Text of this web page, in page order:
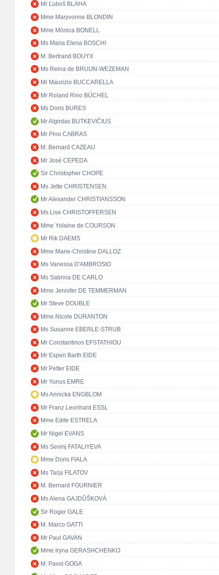
Mr Ľuboš BLAHA
Mme Maryvonne BLONDIN
Mme Mònica BONELL
Ms Maria Elena BOSCHI
M. Bertrand BOUYX
Ms Reina de BRUIJN-WEZEMAN
Mr Maurizio BUCCARELLA
Mr Roland Rino BÜCHEL
Ms Doris BURES
Mr Algirdas BUTKEVIČIUS
Mr Pino CABRAS
M. Bernard CAZEAU
Mr José CEPEDA
Sir Christopher CHOPE
Ms Jette CHRISTENSEN
Mr Alexander CHRISTIANSSON
Ms Lise CHRISTOFFERSEN
Mme Yolaine de COURSON
Mr Rik DAEMS
Mme Marie-Christine DALLOZ
Ms Vanessa D'AMBROSIO
Ms Sabrina DE CARLO
Mme Jennifer DE TEMMERMAN
Mr Steve DOUBLE
Mme Nicole DURANTON
Ms Susanne EBERLE-STRUB
Mr Constantinos EFSTATHIOU
Mr Espen Barth EIDE
Mr Petter EIDE
Mr Yunus EMRE
Ms Annicka ENGBLOM
Mr Franz Leonhard ESSL
Mme Edite ESTRELA
Mr Nigel EVANS
Ms Sevinj FATALIYEVA
Mme Doris FIALA
Ms Tarja FILATOV
M. Bernard FOURNIER
Ms Alena GAJDŮŠKOVÁ
Sir Roger GALE
M. Marco GATTI
Mr Paul GAVAN
Mme Iryna GERASHCHENKO
M. Pavol GOGA